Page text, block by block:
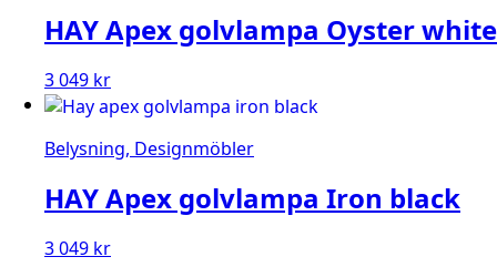
HAY Apex golvlampa Oyster white
3 049 kr
Belysning, Designmöbler
HAY Apex golvlampa Iron black
3 049 kr